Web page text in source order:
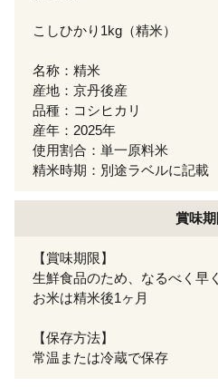
こしひかり1kg（精米）
名称：精米
産地：京丹後産
品種：コシヒカリ
産年：2025年
使用割合：単一原料米
精米時期：別途ラベルに記載
賞味
【賞味期限】
生鮮食品のため、なるべく早
お米は精米後1ヶ月
【保存方法】
常温または冷蔵で保存